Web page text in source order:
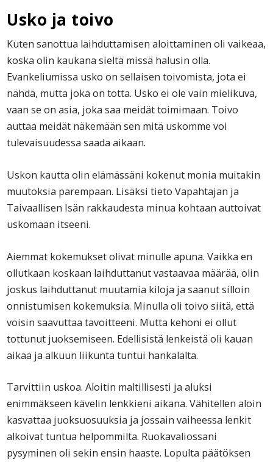
Usko ja toivo
Kuten sanottua laihduttamisen aloittaminen oli vaikeaa,
koska olin kaukana sieltä missä halusin olla.
Evankeliumissa usko on sellaisen toivomista, jota ei
nähdä, mutta joka on totta. Usko ei ole vain mielikuva,
vaan se on asia, joka saa meidät toimimaan. Toivo
auttaa meidät näkemään sen mitä uskomme voi
tulevaisuudessa saada aikaan.
Uskon kautta olin elämässäni kokenut monia muitakin
muutoksia parempaan. Lisäksi tieto Vapahtajan ja
Taivaallisen Isän rakkaudesta minua kohtaan auttoivat
uskomaan itseeni.
Aiemmat kokemukset olivat minulle apuna. Vaikka en
ollutkaan koskaan laihduttanut vastaavaa määrää, olin
joskus laihduttanut muutamia kiloja ja saanut silloin
onnistumisen kokemuksia. Minulla oli toivo siitä, että
voisin saavuttaa tavoitteeni. Mutta kehoni ei ollut
tottunut juoksemiseen. Edellisistä lenkeistä oli kauan
aikaa ja alkuun liikunta tuntui hankalalta.
Tarvittiin uskoa. Aloitin maltillisesti ja aluksi
enimmäkseen kävelin lenkkieni aikana. Vähitellen aloin
kasvattaa juoksuosuuksia ja jossain vaiheessa lenkit
alkoivat tuntua helpommilta. Ruokavaliossani
pysyminen oli sekin ensin haaste. Lopulta päätöksen